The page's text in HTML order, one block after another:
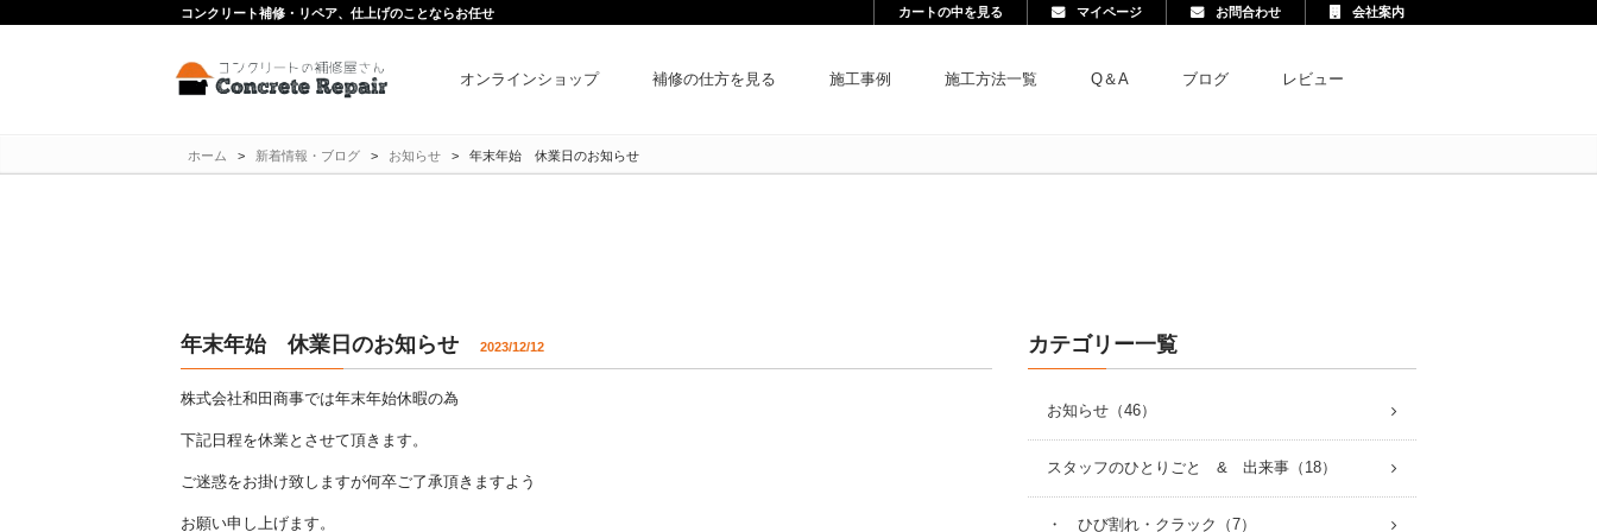
コンクリート補修・リペア、仕上げのことならお任せ カートの中を見る マイページ お問合わせ 会社案内
オンラインショップ 補修の仕方を見る 施工事例 施工方法一覧 Q＆A ブログ レビュー
ホーム > 新着情報・ブログ > お知らせ > 年末年始 休業日のお知らせ
年末年始 休業日のお知らせ 2023/12/12
株式会社和田商事では年末年始休暇の為
下記日程を休業とさせて頂きます。
ご迷惑をお掛け致しますが何卒ご了承頂きますよう
お願い申し上げます。
カテゴリー一覧
お知らせ（46）
スタッフのひとりごと & 出来事（18）
・ ひび割れ・クラック（7）